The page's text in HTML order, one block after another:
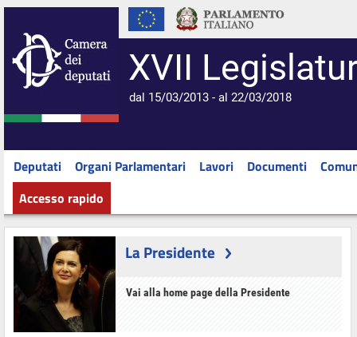
XVII
dal 15/03/2013 - al 22/03/2018
Deputati Organi Parlamentari Lavori Documenti
Accesso rapido
La Presidente
Vai alla home page della Presidente